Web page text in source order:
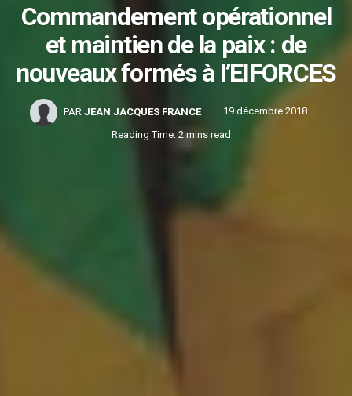
Commandement opérationnel
et maintien de la paix : de
nouveaux formés à l’EIFORCES
PAR JEAN JACQUES FRANCE
19 décembre 2018
Reading Time: 2 mins read